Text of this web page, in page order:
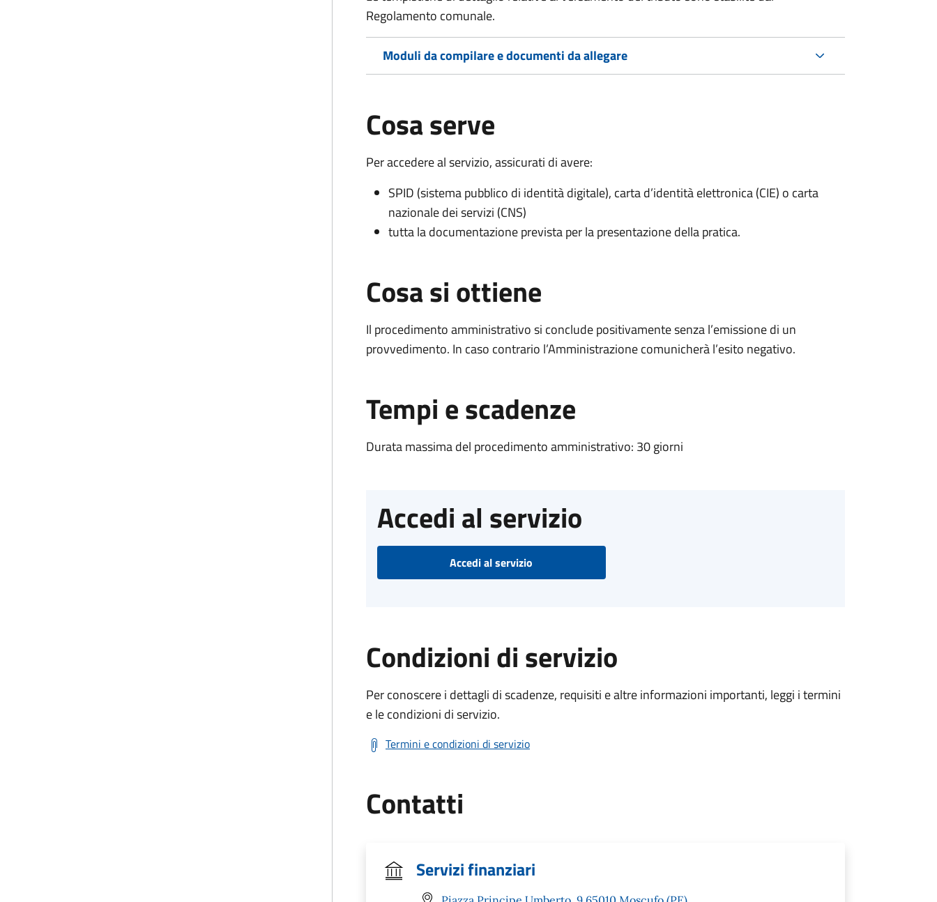
Regolamento comunale.
Moduli da compilare e documenti da allegare
Cosa serve
Per accedere al servizio, assicurati di avere:
SPID (sistema pubblico di identità digitale), carta d’identità elettronica (CIE) o carta
nazionale dei servizi (CNS)
tutta la documentazione prevista per la presentazione della pratica.
Cosa si ottiene
Il procedimento amministrativo si conclude positivamente senza l’emissione di un
provvedimento. In caso contrario l’Amministrazione comunicherà l’esito negativo.
Tempi e scadenze
Durata massima del procedimento amministrativo: 30 giorni
Accedi al servizio
Accedi al servizio
Condizioni di servizio
Per conoscere i dettagli di scadenze, requisiti e altre informazioni importanti, leggi i termini
e le condizioni di servizio.
Termini e condizioni di servizio
Contatti
Servizi finanziari